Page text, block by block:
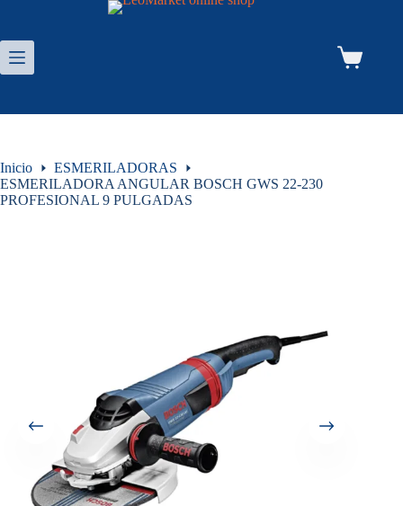
contenido
Carro
Inicio
ESMERILADORAS
ESMERILADORA ANGULAR BOSCH GWS 22-230
PROFESIONAL 9 PULGADAS